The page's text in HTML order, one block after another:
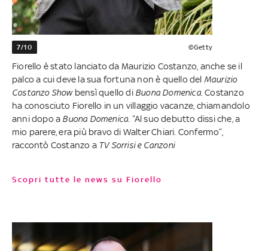
7/10 ©Getty
Fiorello è stato lanciato da Maurizio Costanzo, anche se il
palco a cui deve la sua fortuna non è quello del Maurizio
Costanzo Showbensì quello di Buona Domenica.Costanzo
ha conosciuto Fiorello in un villaggio vacanze, chiamandolo
anni dopo a Buona Domenica. “Al suo debutto dissi che, a
mio parere, era più bravo di Walter Chiari. Confermo”,
raccontò Costanzo aTV Sorrisi e Canzoni
Scopri tutte le news su Fiorello